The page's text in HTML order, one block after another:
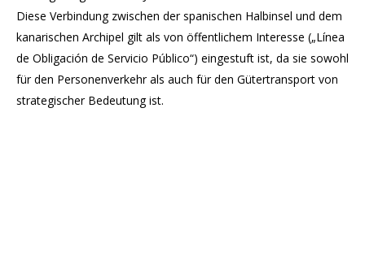
Diese Verbindung zwischen der spanischen Halbinsel und dem
kanarischen Archipel gilt als von öffentlichem Interesse („Línea
de Obligación de Servicio Público“) eingestuft ist, da sie sowohl
für den Personenverkehr als auch für den Gütertransport von
strategischer Bedeutung ist.